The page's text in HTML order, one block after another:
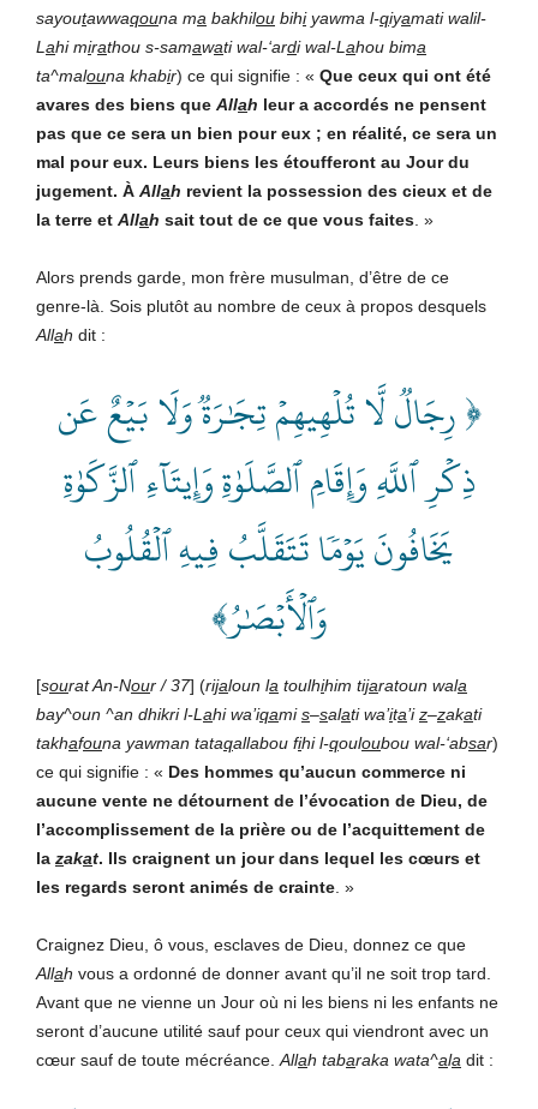
sayoutawwaqouna ma bakhilou bihiyawma l-qiyamati walil-
L ahi mirathou s-samawati wal-‘ardi wal-L ahou bima
ta^malouna khabir) ce qui signifie : « Que ceux qui ont été
avares des biens que Allah leur a accordés ne pensent
pas que ce sera un bien pour eux ; en réalité, ce sera un
mal pour eux. Leurs biens les étoufferont au Jour du
jugement. À Allah revient la possession des cieux et de
la terre et Allah sait tout de ce que vous faites . »
Alors prends garde, mon frère musulman, d’être de ce
genre-là. Sois plutôt au nombre de ceux à propos desquels
Allah dit :
﴿ رِجَالٞ لَّا تُلۡهِيهِمۡ تِجَٰرَةٞ وَلَا بَيۡعٌ عَن
ذِكۡرِ ٱللَّهِ وَإِقَامِ ٱلصَّلَوٰةِ وَإِيتَآءِ ٱلزَّكَوٰةِ
يَخَافُونَ يَوۡمٗا تَتَقَلَّبُ فِيهِ ٱلۡقُلُوبُ
وَٱلۡأَبۡصَٰرُ﴾
[sourat An-Nour / 37] (rijaloun la toulhihim tijaratoun wala
bay^oun ^an dhikri l-L ahi wa’iqamis–salati wa’ita’iz–zakati
takhafouna yawman tataqallabou fihi l-qouloubou wal-‘absar)
ce qui signifie : « Des hommes qu’aucun commerce ni
aucune vente ne détournent de l’évocation de Dieu, de
l’accomplissement de la prière ou de l’acquittement de
la zakat. Ils craignent un jour dans lequel les cœurs et
les regards seront animés de crainte . »
Craignez Dieu, ô vous, esclaves de Dieu, donnez ce que
Allah vous a ordonné de donner avant qu’il ne soit trop tard.
Avant que ne vienne un Jour où ni les biens ni les enfants ne
seront d’aucune utilité sauf pour ceux qui viendront avec un
cœur sauf de toute mécréance. Allah tabaraka wata^ala dit :